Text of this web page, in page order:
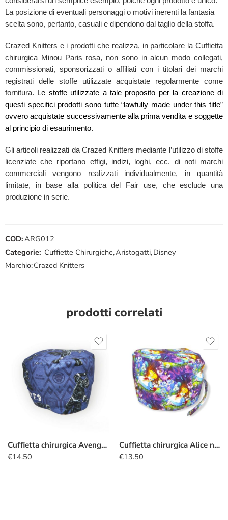
La posizione di eventuali personaggi o motivi inerenti la fantasia
scelta sono, pertanto, casuali e dipendono dal taglio della stoffa.
Crazed Knitters e i prodotti che realizza, in particolare la Cuffietta
chirurgica Minou Paris rosa, non sono in alcun modo collegati,
commissionati, sponsorizzati o affiliati con i titolari dei marchi
registrati delle stoffe utilizzate acquistate regolarmente come
fornitura.
Le stoffe utilizzate a tale proposito per la creazione di
questi specifici prodotti sono tutte “lawfully made under this title”
ovvero acquistate successivamente alla prima vendita e soggette
al principio di esaurimento.
Gli articoli realizzati da Crazed Knitters mediante l’utilizzo di stoffe
licenziate che riportano effigi, indizi, loghi, ecc. di noti marchi
commerciali vengono realizzati individualmente, in quantità
limitate, in base alla politica del Fair use, che esclude una
produzione in serie.
COD:ARG012
Categorie: Cuffiette Chirurgiche,Aristogatti,Disney
Marchio:Crazed Knitters
prodotti correlati
Cuffietta chirurgica Avengers Black Panther
€14.50
Cuffietta chirurgica Alice nel Paese delle Meraviglie viola
€13.50